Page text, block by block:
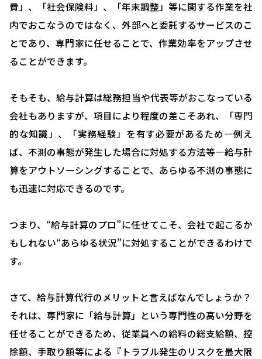
費」、「社会保険料」、「年末調整」等に関する作業を社
内でおこなうのではなく、外部へと委託するサービスのこ
とであり、専門家に任せることで、作業効率をアップさせ
ることができます。
そもそも、給与計算は総務担当や代表等がおこなっている
会社もありますが、項目により程度の差こそあれ、「専門
的な知識」、「実務経験」を有す必要があるため―例え
ば、不測の事態が発生した場合に対処する方法等―給与計
算をアウトソーシングすることで、あらゆる不測の事態に
も迅速に対応できるのです。
つまり、“給与計算のプロ”に任せてこそ、会社で起こるか
もしれない“あらゆる状況”に対処することができるわけで
す。
さて、給与計算代行のメリットと言えばなんでしょうか？
それは、専門家に「給与計算」という専門性の高い分野を
任せることができるため、従業員への給料の総支給額、控
除額、手取り額等による『トラブル発生のリスクを最大限